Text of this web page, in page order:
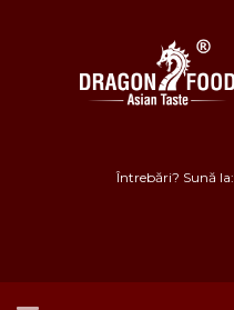
Întrebări? Sună la: